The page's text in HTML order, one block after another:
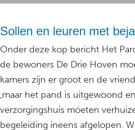
Sollen en leuren met
Onder deze kop bericht Het
de bewoners De Drie Hoven
kamers zijn er groot en de
,maar het pand is uitgewoond
verzorgingshuis móeten
begeleiding ineens afgelopen.